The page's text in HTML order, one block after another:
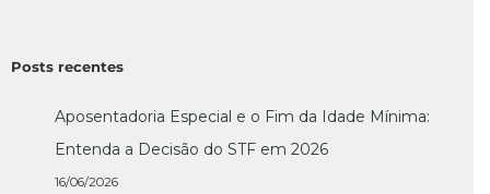
Posts recentes
Aposentadoria Especial e o Fim da Idade Mínima:
Entenda a Decisão do STF em 2026
16/06/2026